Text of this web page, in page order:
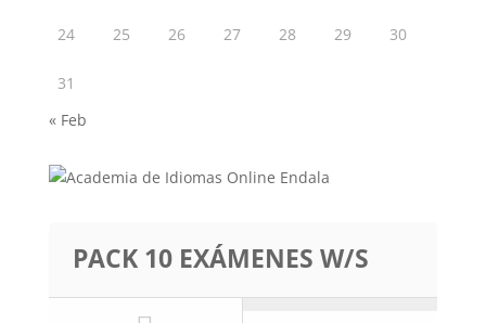
24 25 26 27 28 29 30
31
« Feb
PACK 10 EXÁMENES W/S